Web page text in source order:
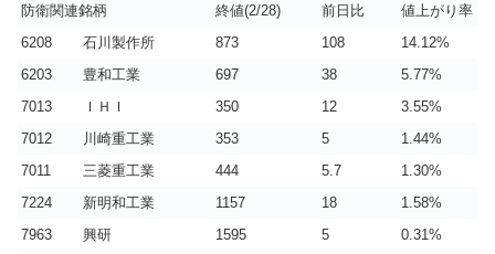
防衛関連銘柄 終値(2/28) 前日比
値上がり率
6208
石川製作所 873 108
14.12%
6203
豊和工業 697 38
5.77%
7013
ＩＨＩ 350 12
3.55%
7012
川崎重工業 353 5
1.44%
7011
三菱重工業 444 5.7
1.30%
7224
新明和工業 1157 18
1.58%
7963
興研 1595 5
0.31%